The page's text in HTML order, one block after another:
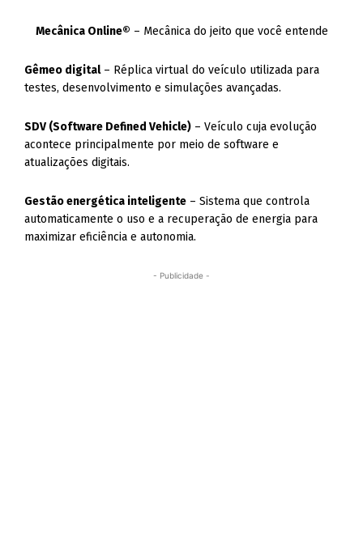
Mecânica Online® – Mecânica do jeito que você entende
Gêmeo digital– Réplica virtual do veículo utilizada para
testes, desenvolvimento e simulações avançadas.
SDV (Software Defined Vehicle) – Veículo cuja evolução
acontece principalmente por meio de software e
atualizações digitais.
Gestão energética inteligente – Sistema que controla
automaticamente o uso e a recuperação de energia para
maximizar eficiência e autonomia.
- Publicidade -